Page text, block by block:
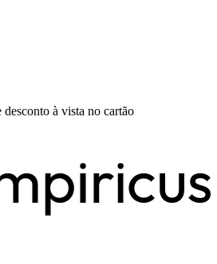
à vista no cartão